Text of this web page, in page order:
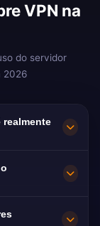
VPN na
do servidor
2026
realmente
Ucrânia é
8 milhões